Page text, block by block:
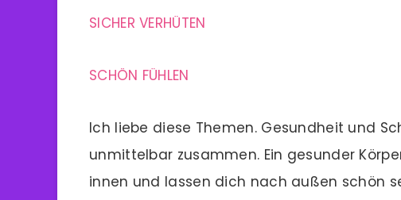
SICHER VERHÜTEN
SCHÖN FÜHLEN
Ich liebe diese Themen. Gesundheit und
unmittelbar zusammen. Ein gesunder
innen und lassen dich nach außen schön